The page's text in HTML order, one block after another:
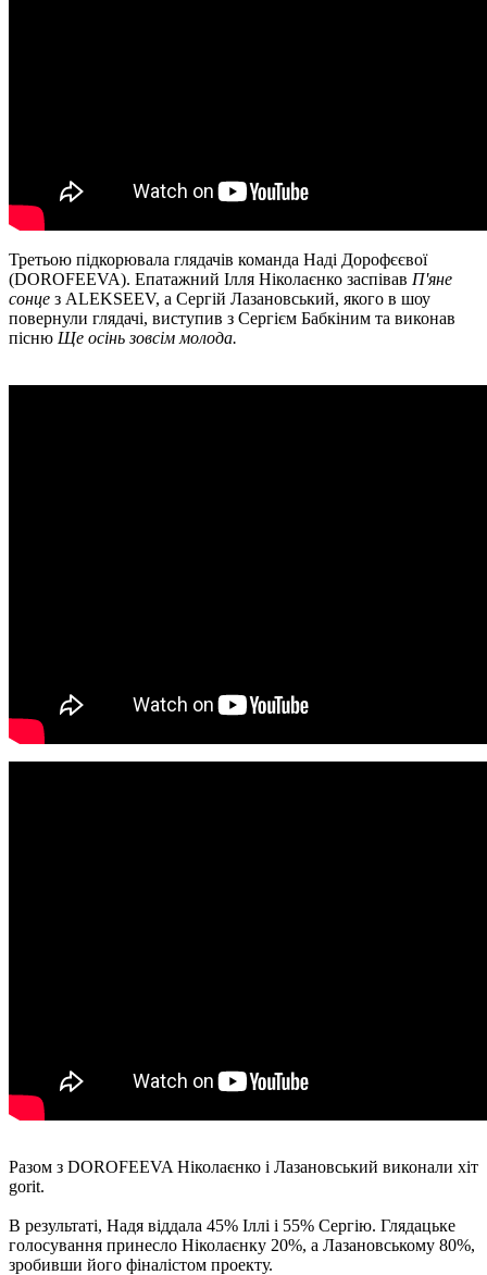
Третьою підкорювала глядачів команда Наді Дорофєєвої
(DOROFEEVA). Епатажний Ілля Ніколаєнко заспівав П'яне
сонце з ALEKSEEV, а Сергій Лазановський, якого в шоу
повернули глядачі, виступив з Сергієм Бабкіним та виконав
пісню Ще осінь зовсім молода.
Разом з DOROFEEVA Ніколаєнко і Лазановський виконали хіт
gorit.
В результаті, Надя віддала 45% Іллі і 55% Сергію. Глядацьке
голосування принесло Ніколаєнку 20%, а Лазановському 80%,
зробивши його фіналістом проекту.